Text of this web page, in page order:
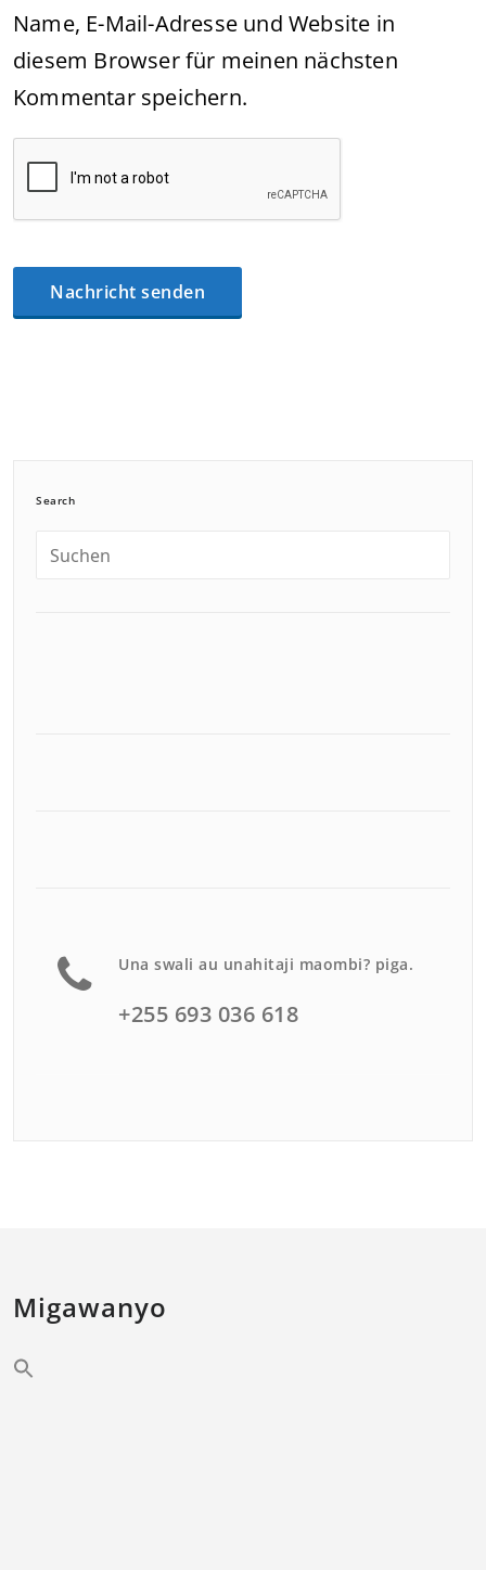
Name, E-Mail-Adresse und Website in
diesem Browser für meinen nächsten
Kommentar speichern.
Search
Una swali au unahitaji maombi? piga.
+255 693 036 618
Migawanyo